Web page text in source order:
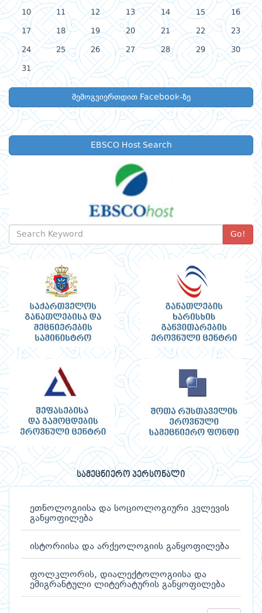
10 11 12 13 14 15 16
17 18 19 20 21 22 23
24 25 26 27 28 29 30
31
შემოგვიერთდით Facebook-ზე
EBSCO Host Search
Go!
სამეცნიერო პერსონალი
ეთნოლოგიისა და სოციოლოგიური კვლევის
განყოფილება
ისტორიისა და არქეოლოგიის განყოფილება
ფოლკლორის, დიალექტოლოგიისა და
ემიგრანტული ლიტერატურის განყოფილება